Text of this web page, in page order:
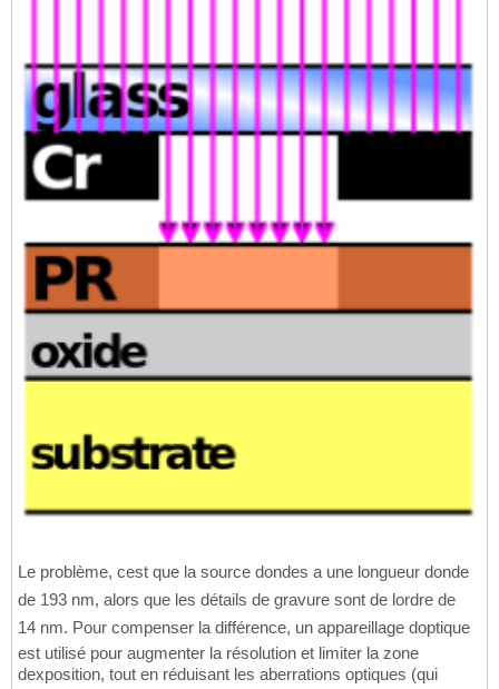
Le problème, cest que la source dondes a une longueur donde
de 193 nm, alors que les détails de gravure sont de lordre de
14 nm. Pour compenser la différence, un appareillage doptique
est utilisé pour augmenter la résolution et limiter la zone
dexposition, tout en réduisant les aberrations optiques (qui